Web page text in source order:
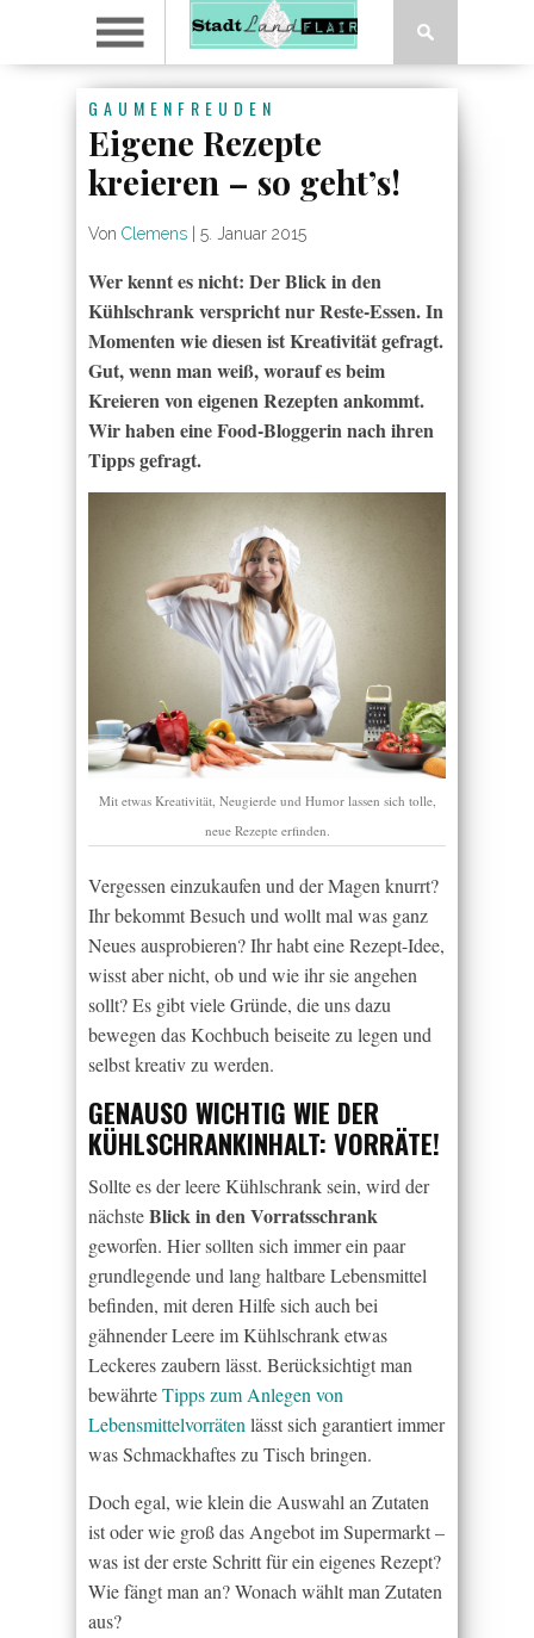
GAUMENFREUDEN
Eigene Rezepte
kreieren – so geht’s!
Von Clemens 5. Januar 2015
Wer kennt es nicht: Der Blick in den
Kühlschrank verspricht nur Reste-Essen. In
Momenten wie diesen ist Kreativität gefragt.
Gut, wenn man weiß, worauf es beim
Kreieren von eigenen Rezepten ankommt.
Wir haben eine Food-Bloggerin nach ihren
Tipps gefragt.
Mit etwas Kreativität, Neugierde und Humor lassen sich tolle,
neue Rezepte erfinden.
Vergessen einzukaufen und der Magen knurrt?
Ihr bekommt Besuch und wollt mal was ganz
Neues ausprobieren? Ihr habt eine Rezept-Idee,
wisst aber nicht, ob und wie ihr sie angehen
sollt? Es gibt viele Gründe, die uns dazu
bewegen das Kochbuch beiseite zu legen und
selbst kreativ zu werden.
GENAUSO WICHTIG WIE DER
KÜHLSCHRANKINHALT: VORRÄTE!
Sollte es der leere Kühlschrank sein, wird der
nächsteBlick in den Vorratsschrank
geworfen. Hier sollten sich immer ein paar
grundlegende und lang haltbare Lebensmittel
befinden, mit deren Hilfe sich auch bei
gähnender Leere im Kühlschrank etwas
Leckeres zaubern lässt. Berücksichtigt man
bewährteTipps zum Anlegen von
Lebensmittelvorrätenlässt sich garantiert immer
was Schmackhaftes zu Tisch bringen.
Doch egal, wie klein die Auswahl an Zutaten
ist oder wie groß das Angebot im Supermarkt –
was ist der erste Schritt für ein eigenes Rezept?
Wie fängt man an? Wonach wählt man Zutaten
aus?